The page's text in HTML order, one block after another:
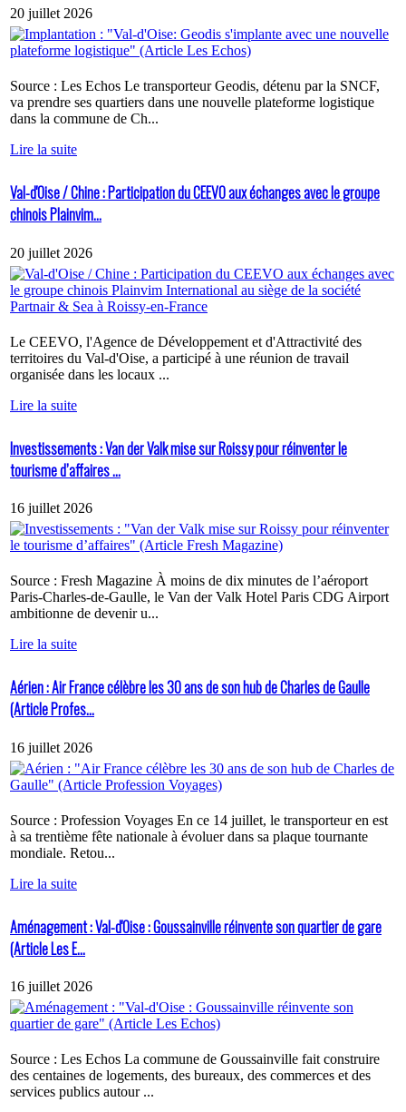
20 juillet 2026
Source : Les Echos Le transporteur Geodis, détenu par la SNCF,
va prendre ses quartiers dans une nouvelle plateforme logistique
dans la commune de Ch...
Lire la suite
Val-d'Oise / Chine : Participation du CEEVO aux échanges avec le groupe
chinois Plainvim...
20 juillet 2026
Le CEEVO, l'Agence de Développement et d'Attractivité des
territoires du Val-d'Oise, a participé à une réunion de travail
organisée dans les locaux ...
Lire la suite
Investissements : Van der Valk mise sur Roissy pour réinventer le
tourisme d’affaires ...
16 juillet 2026
Source : Fresh Magazine À moins de dix minutes de l’aéroport
Paris-Charles-de-Gaulle, le Van der Valk Hotel Paris CDG Airport
ambitionne de devenir u...
Lire la suite
Aérien : Air France célèbre les 30 ans de son hub de Charles de Gaulle
(Article Profes...
16 juillet 2026
Source : Profession Voyages En ce 14 juillet, le transporteur en est
à sa trentième fête nationale à évoluer dans sa plaque tournante
mondiale. Retou...
Lire la suite
Aménagement : Val-d'Oise : Goussainville réinvente son quartier de gare
(Article Les E...
16 juillet 2026
Source : Les Echos La commune de Goussainville fait construire
des centaines de logements, des bureaux, des commerces et des
services publics autour ...